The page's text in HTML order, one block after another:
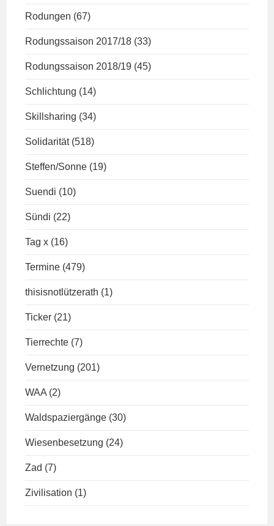
Rodungen (67)
Rodungssaison 2017/18 (33)
Rodungssaison 2018/19 (45)
Schlichtung (14)
Skillsharing (34)
Solidarität (518)
Steffen/Sonne (19)
Suendi (10)
Sündi (22)
Tag x (16)
Termine (479)
thisisnotlützerath (1)
Ticker (21)
Tierrechte (7)
Vernetzung (201)
WAA (2)
Waldspaziergänge (30)
Wiesenbesetzung (24)
Zad (7)
Zivilisation (1)